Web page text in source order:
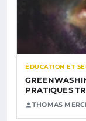
ÉDUCATION ET
PRATIQUES
THOMAS